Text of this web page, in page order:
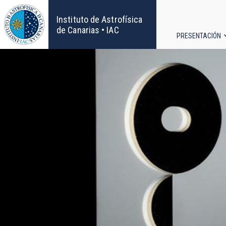
Pasar
al
contenido
principal
Instituto de Astrofísica
de Canarias • IAC
PRESENTACIÓN